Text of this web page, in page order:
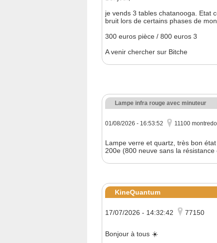
je vends 3 tables chatanooga. Etat
bruit lors de certains phases de
300 euros pièce / 800 euros 3
A venir chercher sur Bitche
Lampe infra rouge avec minuteur
01/08/2026 - 16:53:52 11100
Lampe verre et quartz, très bon
200e (800 neuve sans la
KineQuantum
17/07/2026 - 14:32:42 77150
Bonjour à tous ☀️